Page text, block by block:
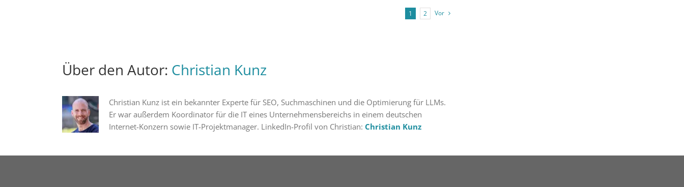
1 2 Vor
Über den Autor: Christian Kunz
Christian Kunz ist ein bekannter Experte für SEO, Suchmaschinen und die Optimierung für LLMs.
Er war außerdem Koordinator für die IT eines Unternehmensbereichs in einem deutschen
Internet-Konzern sowie IT-Projektmanager. LinkedIn-Profil von Christian: Christian Kunz